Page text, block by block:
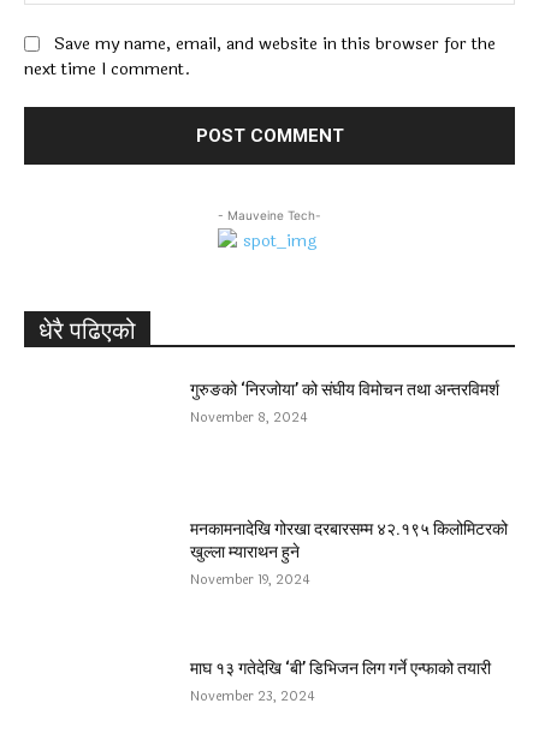
Save my name, email, and website in this browser for the
next time I comment.
- Mauveine Tech-
धेरै पढिएको
गुरुङको ‘निरजोया’ को संघीय विमोचन तथा अन्तरविमर्श
November 8, 2024
मनकामनादेखि गोरखा दरबारसम्म ४२.१९५ किलोमिटरको
खुल्ला म्याराथन हुने
November 19, 2024
माघ १३ गतेदेखि ‘बी’ डिभिजन लिग गर्ने एन्फाको तयारी
November 23, 2024